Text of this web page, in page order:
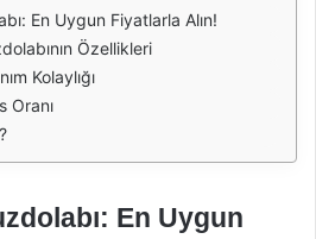
En Uygun Fiyatlarla Alın!
Özellikleri
Kolaylığı
Oranı
En Uygun